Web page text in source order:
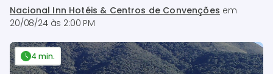
Nacional Inn Hotéis & Centros de Convenções em
20/08/24 às 2:00 PM
4 min.